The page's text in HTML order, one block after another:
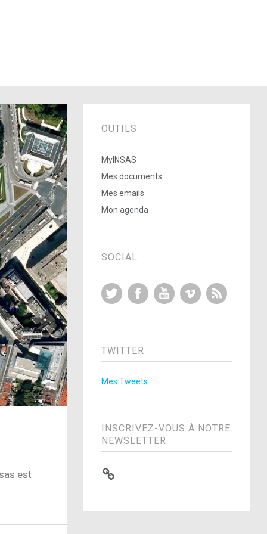
est
OUTILS
MyINSAS
Mes documents
Mes emails
Mon agenda
SOCIAL
Twitter FacebookYouTubeVimeo
TWITTER
Mes Tweets
INSCRIVEZ-VOUS À NOTRE
NEWSLETTER